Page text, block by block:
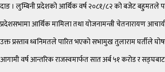
दाङ । लुम्बिनी प्रदेशको आर्थिक वर्ष २०८१/८२ को बजेट
प्रदेशसभामा आर्थिक मामिला तथा योजनामन्त्री चेतनारायण
उक्त प्रस्ताव ध्वनिमतले पारित भएको सभामुख तुलाराम घर्तीले
आगामी वर्ष आन्तरिक राजस्वमार्फत सात अर्ब ५१ करोड र